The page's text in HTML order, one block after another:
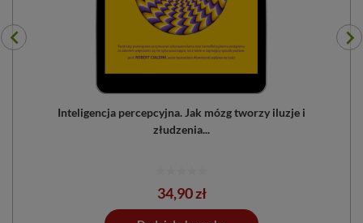
Inteligencja percepcyjna. Jak mózg tworzy iluzje i
złudzenia...
Cena
34,90 zł